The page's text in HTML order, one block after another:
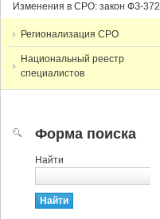
Изменения в СРО: закон ФЗ-372
Регионализация СРО
Национальный реестр
специалистов
Форма поиска
Найти